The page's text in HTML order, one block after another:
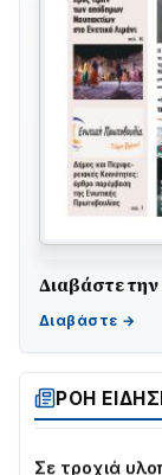
Διαβάστε
ΡΟΗ
05/08 • 08:41
Στο σκοτάδι
04/08 • 19:47
της